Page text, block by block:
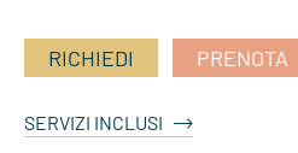
RICHIEDI PRENOTA
SERVIZI INCLUSI